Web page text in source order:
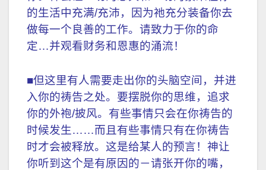
的生活中充满/充沛，因为祂充分装备你去
做每一个良善的工作。请致力于你的命
定…并观看财务和恩惠的涌流！
■但这里有人需要走出你的头脑空间，并进
入你的祷告之处。要摆脱你的思维，追求
你的外袍/披风。有些事情只会在你祷告的
时候发生……而且有些事情只有在你祷告
时才会被释放。这是给某人的预言！神让
你听到这个是有原因的－请张开你的嘴，